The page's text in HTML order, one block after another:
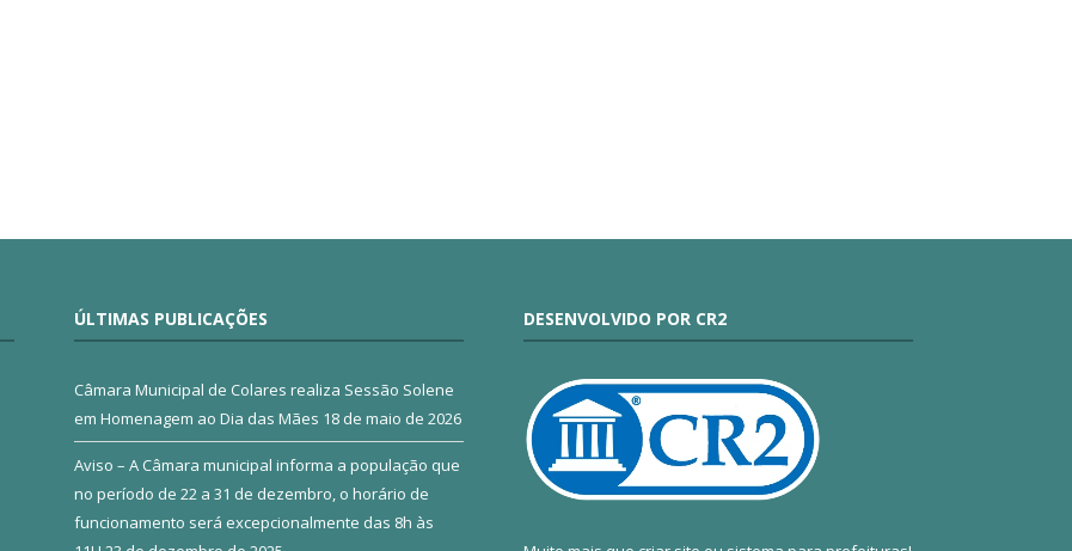
ÚLTIMAS PUBLICAÇÕES
Câmara Municipal de Colares realiza Sessão Solene
em Homenagem ao Dia das Mães 18 de maio de 2026
Aviso – A Câmara municipal informa a população que
no período de 22 a 31 de dezembro, o horário de
funcionamento será excepcionalmente das 8h às
DESENVOLVIDO POR CR2